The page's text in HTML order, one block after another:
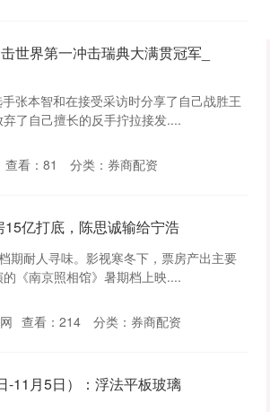
世界第一冲击瑞典大满贯冠军_
张本智和在接受采访时分享了自己战胜王
了自己擅长的反手拧拉接发....
查看： 81 分类： 券商配资
亿打底，陈思诚输给宁浩
期耐人寻味。影视寒冬下，票房产出主要
《南京照相馆》暑期档上映....
查看： 214 分类： 券商配资
-11月5日）：浮法平板玻璃